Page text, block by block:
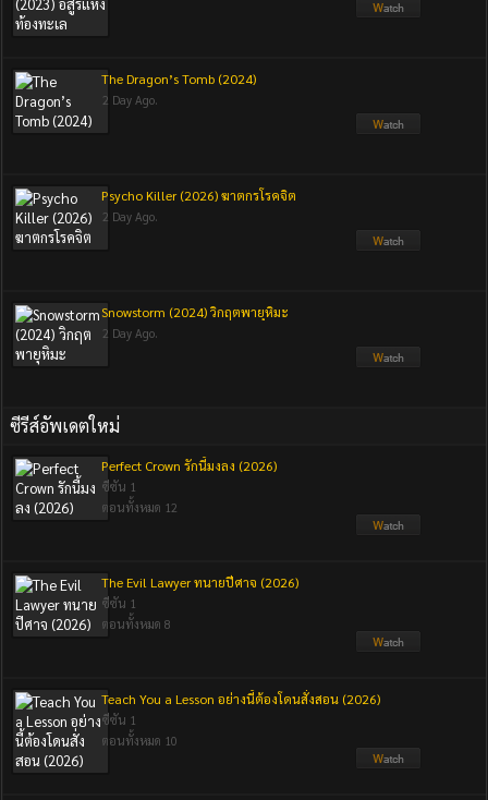
The Dragon’s Tomb (2024)
2 Day Ago.
Psycho Killer (2026) ฆาตกรโรคจิต
2 Day Ago.
Snowstorm (2024) วิกฤตพายุหิมะ
2 Day Ago.
ซีรีส์อัพเดตใหม่
Perfect Crown รักนี้มงลง (2026)
ซีซัน 1
ตอนทั้งหมด 12
The Evil Lawyer ทนายปีศาจ (2026)
ซีซัน 1
ตอนทั้งหมด 8
Teach You a Lesson อย่างนี้ต้องโดนสั่งสอน (2026)
ซีซัน 1
ตอนทั้งหมด 10